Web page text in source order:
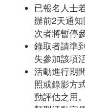
已報名人士
辦前2天通
次者將暫停
錄取者請準
失參加該項
活動進行期
照或錄影方
動評估之用